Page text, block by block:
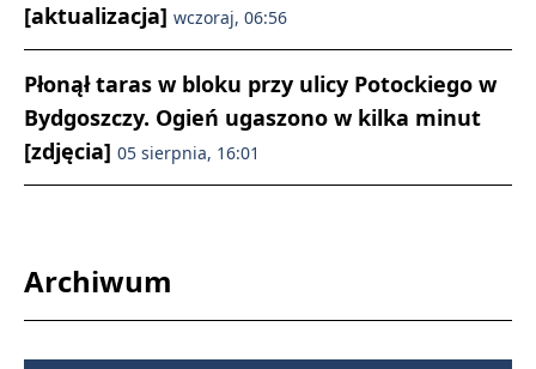
[aktualizacja] wczoraj, 06:56
Płonął taras w bloku przy ulicy Potockiego w
Bydgoszczy. Ogień ugaszono w kilka minut
[zdjęcia] 05 sierpnia, 16:01
Archiwum